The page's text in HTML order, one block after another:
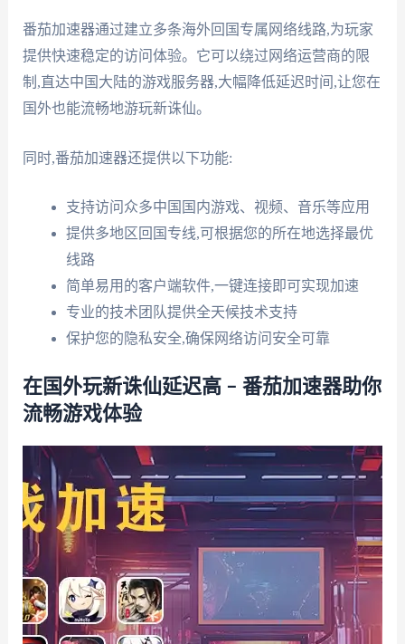
番茄加速器通过建立多条海外回国专属网络线路,为玩家
提供快速稳定的访问体验。它可以绕过网络运营商的限
制,直达中国大陆的游戏服务器,大幅降低延迟时间,让您在
国外也能流畅地游玩新诛仙。
同时,番茄加速器还提供以下功能:
支持访问众多中国国内游戏、视频、音乐等应用
提供多地区回国专线,可根据您的所在地选择最优
线路
简单易用的客户端软件,一键连接即可实现加速
专业的技术团队提供全天候技术支持
保护您的隐私安全,确保网络访问安全可靠
在国外玩新诛仙延迟高 – 番茄加速器助你
流畅游戏体验